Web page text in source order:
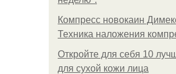
Компресс новокаин
Техника наложения
Откройте для себя 10
для сухой кожи лица